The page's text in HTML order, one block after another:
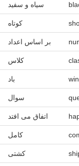
سیاه و سفید
کوتاه
بر اساس اعداد
کلاس
باد
سوال
اتفاق می افتد
کامل
کشتی